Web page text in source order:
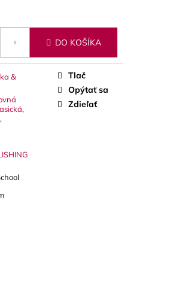
DO KOŠÍKA
&
,
,
Tlač
Opýtať sa
Zdieľať